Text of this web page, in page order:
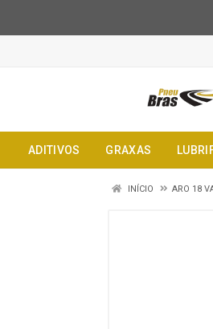
ADITIVOS GRAXAS
INÍCIO ARO 18